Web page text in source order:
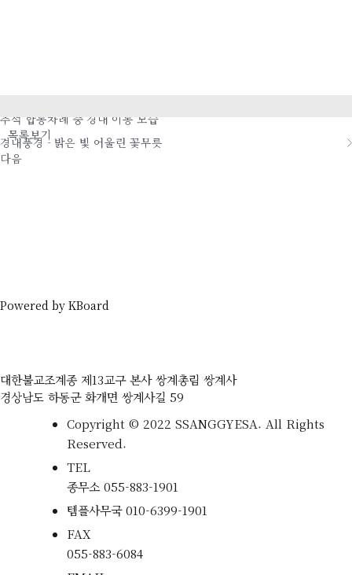
추석 합동차례 중 경내 이동 모습
목록보기
경내풍경 - 밝은 빛 어울린 꽃무릇
다음
Powered by KBoard
대한불교조계종 제13교구 본사 쌍계총림 쌍계사
경상남도 하동군 화개면 쌍계사길 59
Copyright © 2022 SSANGGYESA. All Rights
Reserved.
TEL
종무소055-883-1901
템플사무국010-6399-1901
FAX
055-883-6084